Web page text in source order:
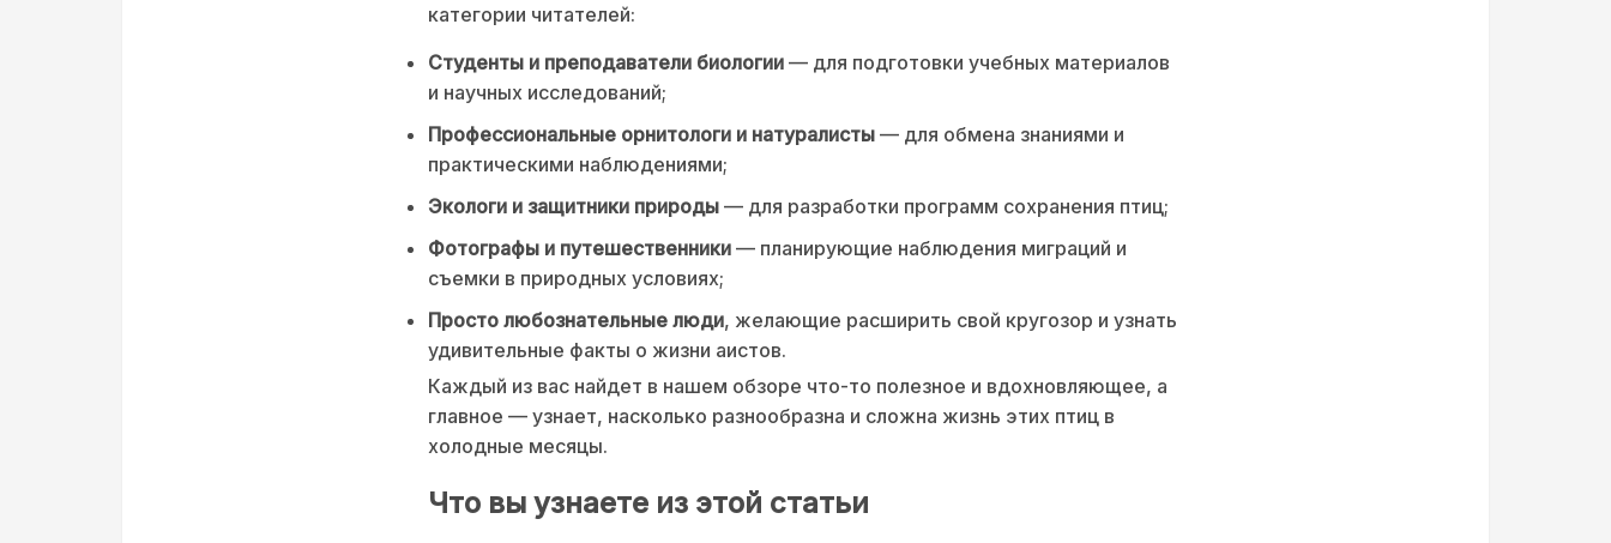
категории читателей:
Студенты и преподаватели биологии — для подготовки учебных материалов
и научных исследований;
Профессиональные орнитологи и натуралисты — для обмена знаниями и
практическими наблюдениями;
Экологи и защитники природы — для разработки программ сохранения птиц;
Фотографы и путешественники — планирующие наблюдения миграций и
съемки в природных условиях;
Просто любознательные люди, желающие расширить свой кругозор и узнать
удивительные факты о жизни аистов.
Каждый из вас найдет в нашем обзоре что-то полезное и вдохновляющее, а
главное — узнает, насколько разнообразна и сложна жизнь этих птиц в
холодные месяцы.
Что вы узнаете из этой статьи